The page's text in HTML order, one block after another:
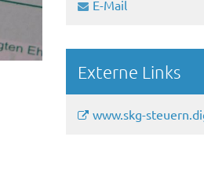
E-Mail
Externe Links
www.skg-